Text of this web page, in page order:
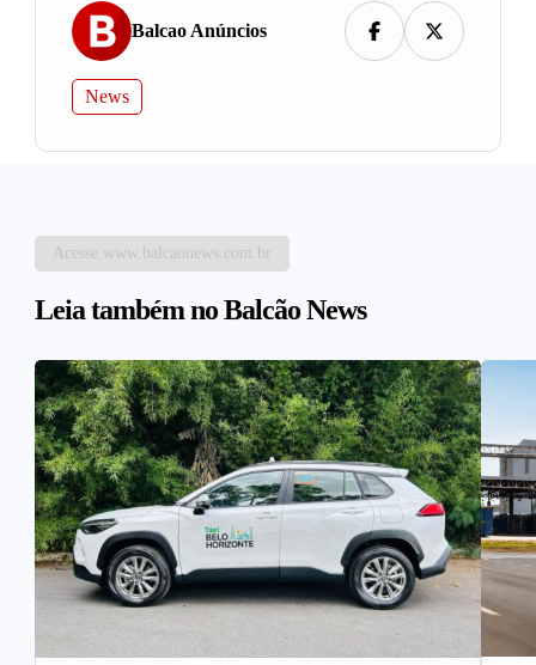
Balcao Anúncios
News
Acesse www.balcaonews.com.br
Leia também no Balcão News